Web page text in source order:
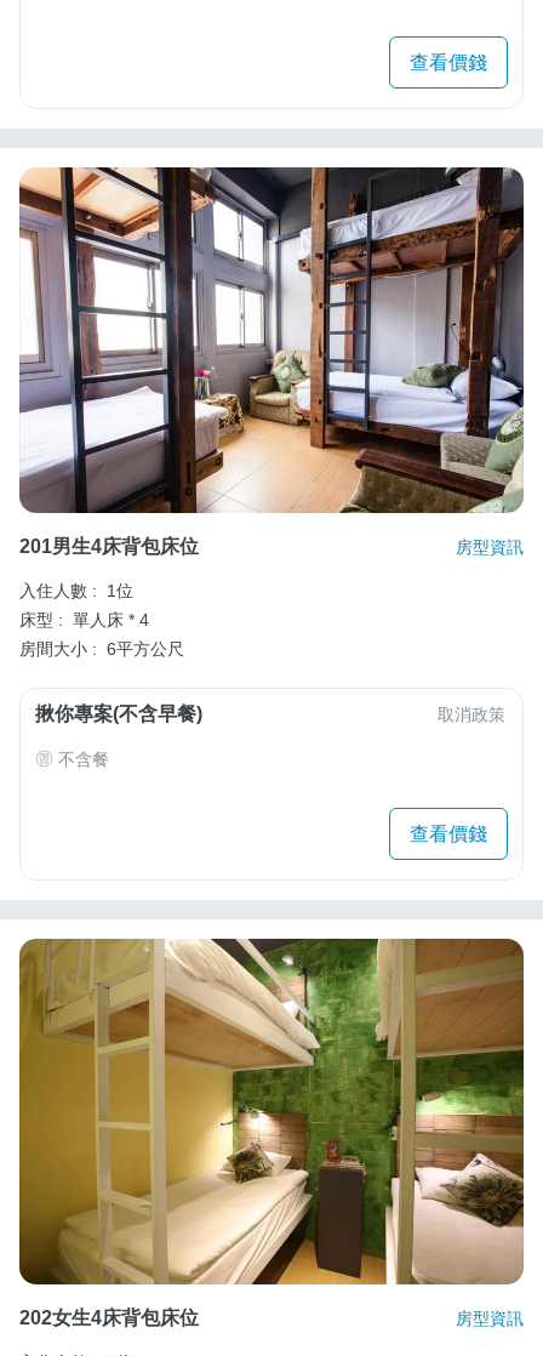
查看價錢
201男生4床背包床位 房型資訊
入住人數 :
1位
床型 : 單人床 * 4
房間大小 : 6平方公尺
揪你專案(不含早餐) 取消政策
不含餐
查看價錢
202女生4床背包床位 房型資訊